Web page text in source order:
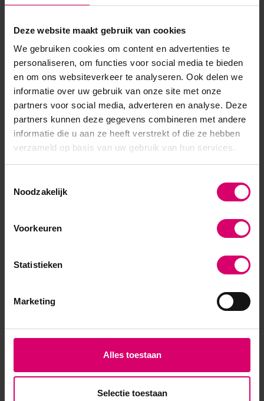
Deze website maakt gebruik van cookies
We gebruiken cookies om content en advertenties te
personaliseren, om functies voor social media te bieden
en om ons websiteverkeer te analyseren. Ook delen we
informatie over uw gebruik van onze site met onze
partners voor social media, adverteren en analyse. Deze
partners kunnen deze gegevens combineren met andere
informatie die u aan ze heeft verstrekt of die ze hebben
verzameld op basis van uw gebruik van hun services.
Noodzakelijk
Voorkeuren
Statistieken
Marketing
Alles toestaan
Selectie toestaan
Product specificaties
Artikelnummer 44279
SKU 587362